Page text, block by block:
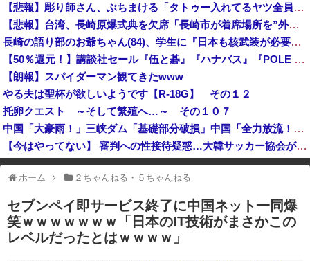
中国の三峡ダムが全開放流を実施…長江流域で深刻な洪水被害！
【悲報】彫り師さん、ぶちまける「タトゥー入れてるヤツ全員バカです」「すごい民度低いです」「一言目でバカだなってわかります全員」
【悲報】台湾、長崎原爆式典を欠席「長崎市が着席場所を”外交団エリア外にあえて配置”した！」 → ﾈｯﾄ「核を持つ中国に屈指した！」「失礼すぎ」「台湾は筋通した！」ｗｗｗｗｗ
長崎の語り部のお爺ちゃん(84)、学生に『日本も核武装が必要』と言われびっくり
【50％還元！】講談社セール『伍と碁』『ハナバス』『POLE STAR』など約1000冊が対象に！（8/9まで）
【朗報】スパイダーマン観てきたwww
やる夫は聖杯が欲しいようです【R-18G】 その１２
托卵クエスト ～そして繁殖へ…～ その１０７
中国「大豪雨！」三峡ダム「基礎部分破損」中国「全力放流！」台風13号「中国上陸予測」台風15号「中国接近（画像」中国「台風同時上陸！（穀物生産が壊滅危機」→
【今はやってない】 審判への性接待疑惑…大韓サッカー協会が声明「現在は一切発生していない」
先日エアコンの効きが悪いと右往左往してた奴やが
一部のコンテンツが表示されなくなったり、サイト全体のレイアウトが崩れ
たりする場合があります。
ホーム ２ちゃんねる・５ちゃんねる
セブンペイ即サービス終了に中国ネット一同爆
笑ｗｗｗｗｗｗｗ「日本のIT技術がまさかこの
レベルだったとはｗｗｗｗ」